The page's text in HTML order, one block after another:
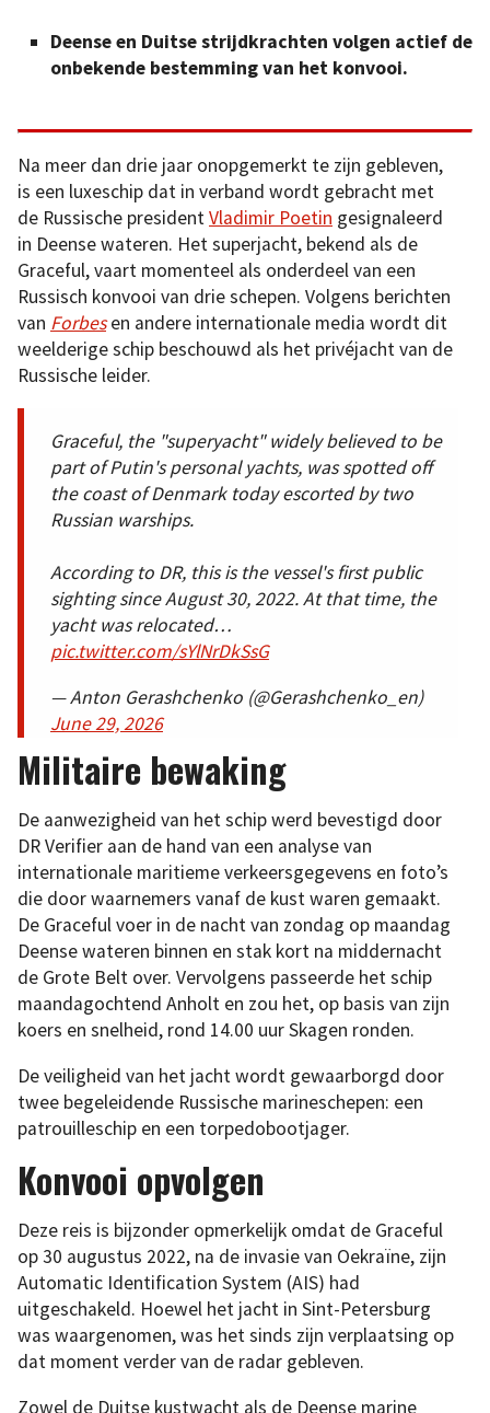
Deense en Duitse strijdkrachten volgen actief de
onbekende bestemming van het konvooi.
Na meer dan drie jaar onopgemerkt te zijn gebleven,
is een luxeschip dat in verband wordt gebracht met
de Russische presidentVladimir Poetin gesignaleerd
in Deense wateren. Het superjacht, bekend als de
Graceful, vaart momenteel als onderdeel van een
Russisch konvooi van drie schepen. Volgens berichten
van Forbesen andere internationale media wordt dit
weelderige schip beschouwd als het privéjacht van de
Russische leider.
Graceful, the "superyacht" widely believed to be
part of Putin's personal yachts, was spotted off
the coast of Denmark today escorted by two
Russian warships.
According to DR, this is the vessel's first public
sighting since August 30, 2022. At that time, the
yacht was relocated…
pic.twitter.com/sYlNrDkSsG
— Anton Gerashchenko (@Gerashchenko_en)
June 29, 2026
Militaire bewaking
De aanwezigheid van het schip werd bevestigd door
DR Verifier aan de hand van een analyse van
internationale maritieme verkeersgegevens en foto’s
die door waarnemers vanaf de kust waren gemaakt.
De Graceful voer in de nacht van zondag op maandag
Deense wateren binnen en stak kort na middernacht
de Grote Belt over. Vervolgens passeerde het schip
maandagochtend Anholt en zou het, op basis van zijn
koers en snelheid, rond 14.00 uur Skagen ronden.
De veiligheid van het jacht wordt gewaarborgd door
twee begeleidende Russische marineschepen: een
patrouilleschip en een torpedobootjager.
Konvooi opvolgen
Deze reis is bijzonder opmerkelijk omdat de Graceful
op 30 augustus 2022, na de invasie van Oekraïne, zijn
Automatic Identification System (AIS) had
uitgeschakeld. Hoewel het jacht in Sint-Petersburg
was waargenomen, was het sinds zijn verplaatsing op
dat moment verder van de radar gebleven.
Zowel de Duitse kustwacht als de Deense marine